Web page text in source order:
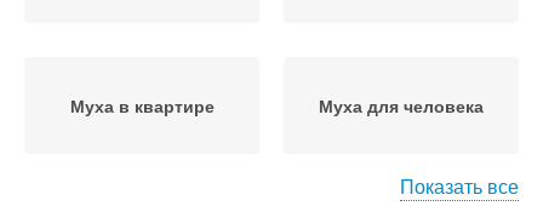
Муха в квартире Муха для человека
Показать все